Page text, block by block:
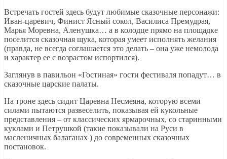
Встречать гостей здесь будут любимые сказочные персонажи:
Иван-царевич, Финист Ясный сокол, Василиса Премудрая,
Марья Моревна, Аленушка… а в колодце прямо на площадке
поселится сказочная щука, которая умеет исполнять желания
(правда, не всегда соглашается это делать – она уже немолода
и характер ее с возрастом испортился).
Заглянув в павильон «Гостиная» гости фестиваля попадут… в
сказочные царские палаты.
На троне здесь сидит Царевна Несмеяна, которую всеми
силами пытаются развеселить, показывая ей кукольные
представления – от классических ярмарочных, со старинными
куклами и Петрушкой (такие показывали на Руси в
масленичных балаганах ) до современных сказочных
постановок.